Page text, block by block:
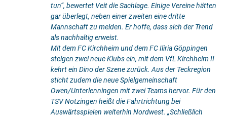
tun“, bewertet Veit die Sachlage. Einige Vereine hätten
gar überlegt, neben einer zweiten eine dritte
Mannschaft zu melden. Er hoffe, dass sich der Trend
als nachhaltig erweist.
Mit dem FC Kirchheim und dem FC Iliria Göppingen
steigen zwei neue Klubs ein, mit dem VfL Kirchheim II
kehrt ein Dino der Szene zurück. Aus der Teckregion
sticht zudem die neue Spielgemeinschaft
Owen/Unterlenningen mit zwei Teams hervor. Für den
TSV Notzingen heißt die Fahrtrichtung bei
Auswärtsspielen weiterhin Nordwest. „Schließlich